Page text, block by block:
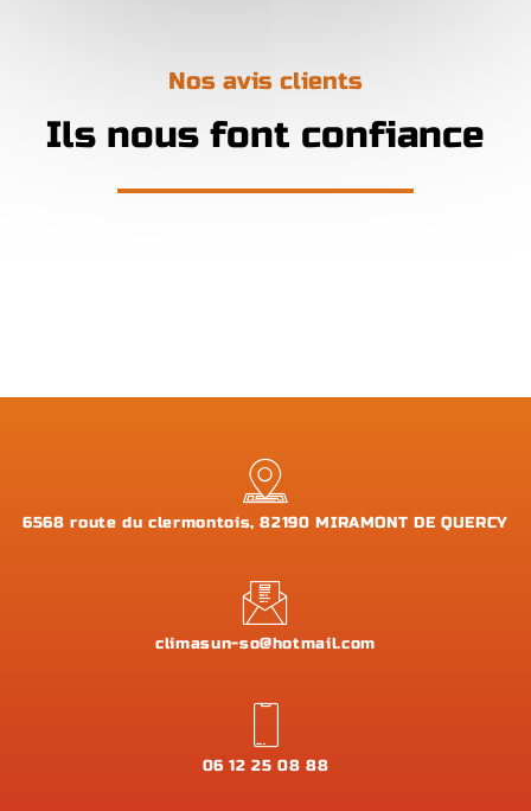
Nos avis clients
Ils nous font confiance
6568 route du clermontois, 82190 MIRAMONT DE QUERCY
climasun-so@hotmail.com
06 12 25 08 88